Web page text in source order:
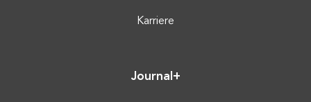
Karriere
Journal+